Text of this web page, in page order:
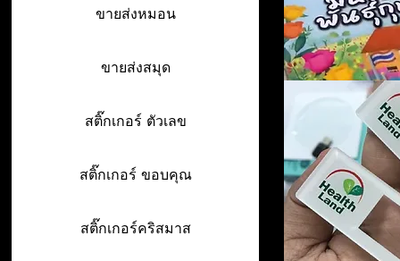
ขายส่งหมอน
ขายส่งสมุด
สติ๊กเกอร์ ตัวเลข
สติ๊กเกอร์ ขอบคุณ
สติ๊กเกอร์คริสมาส